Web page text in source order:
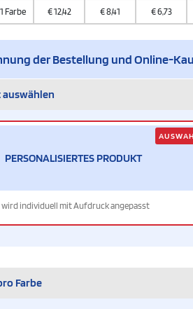
Farbe €12,42 €8,41 €6,73
der Bestellung und Online-
PERSONALISIERTES PRODUKT
wird individuell mit Aufdruck angepasst
Farbe